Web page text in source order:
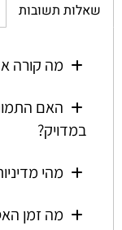
שאלות תשובות
מה קורה
האם
במדויק?
מהי
מה זמן